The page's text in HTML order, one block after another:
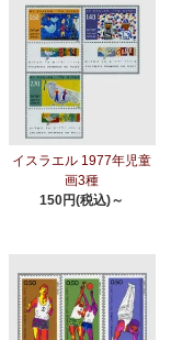
イスラエル 1977年児童
画3種
150円(税込)～